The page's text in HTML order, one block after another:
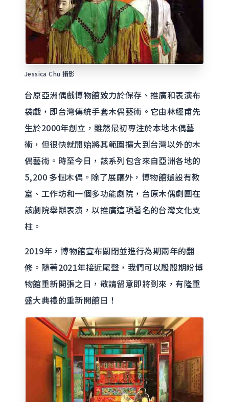
Jessica Chu 攝影
台原亞洲偶戲博物館致力於保存、推廣和表演布
袋戲，即台灣傳統手套木偶藝術。它由林經甫先
生於2000年創立，雖然最初專注於本地木偶藝
術，但很快就開始將其範圍擴大到台灣以外的木
偶藝術。時至今日，該系列包含來自亞洲各地的
5,200 多個木偶。除了展廳外，博物館還設有教
室、工作坊和一個多功能劇院，台原木偶劇團在
該劇院舉辦表演，以推廣這項著名的台灣文化支
柱。
2019年，博物館宣布關閉並進行為期兩年的翻
修。隨著2021年接近尾聲，我們可以殷殷期盼博
物館重新開張之日，敬請留意即將到來，有隆重
盛大典禮的重新開館日！